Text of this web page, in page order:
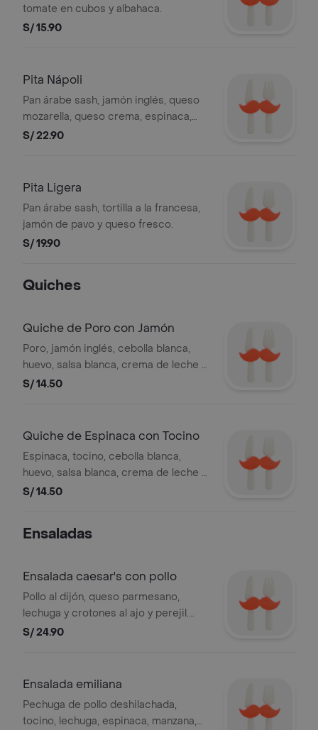
tomate en cubos y albahaca.
S/ 15.90
Pita Nápoli
Pan árabe sash, jamón inglés, queso
mozarella, queso crema, espinaca,
champiñones, albahaca, pasta de ajos
S/ 22.90
Pita Ligera
Pan árabe sash, tortilla a la francesa,
jamón de pavo y queso fresco.
S/ 19.90
Quiches
Quiche de Poro con Jamón
Poro, jamón inglés, cebolla blanca,
huevo, salsa blanca, crema de leche y
queso ricotta (masa quebrada).
S/ 14.50
Quiche de Espinaca con Tocino
Espinaca, tocino, cebolla blanca,
huevo, salsa blanca, crema de leche y
queso ricotta (masa quebrada).
S/ 14.50
Ensaladas
Ensalada caesar's con pollo
Pollo al dijón, queso parmesano,
lechuga y crotones al ajo y perejil.
(aliño sugerido: mayonesa caesar's).
S/ 24.90
Ensalada emiliana
Pechuga de pollo deshilachada,
tocino, lechuga, espinaca, manzana,